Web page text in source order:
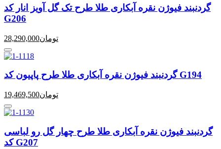
گردنبند فیوژن نقره آبکاری طلا طرح تک گل آویز انار کد
G206
28,290,000تومان
گردنبند فیوژن نقره آبکاری طلا طرح پاپیون کد G194
19,469,500تومان
گردنبند فیوژن نقره آبکاری طلا طرح چهار گل رو لباسی
کد G207